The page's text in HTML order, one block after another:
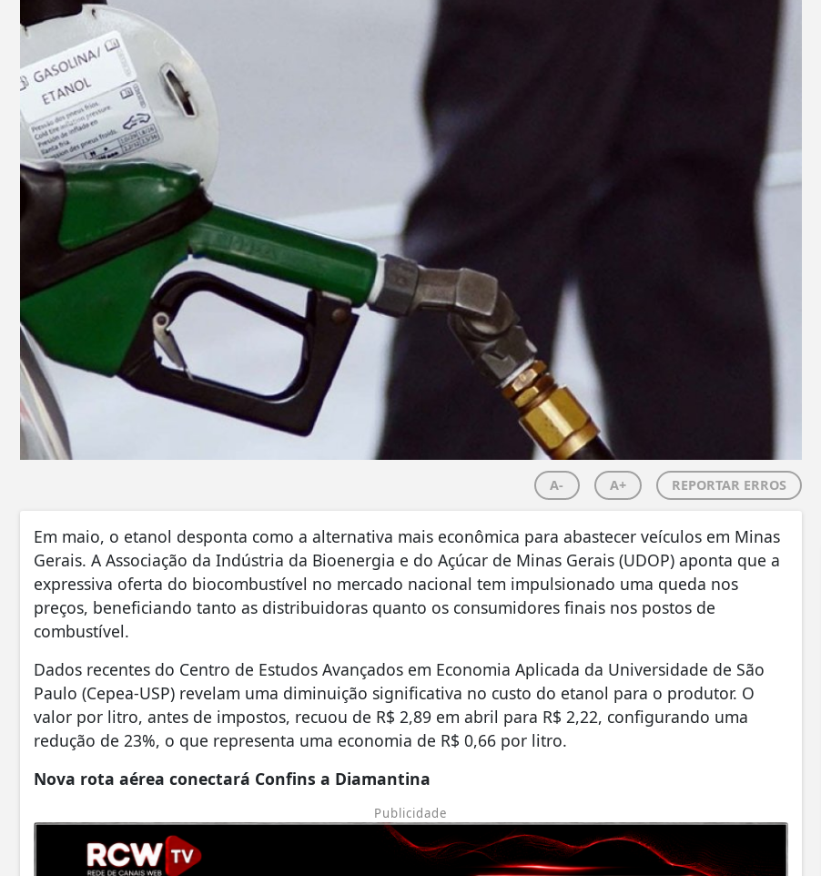
A- A+ REPORTAR ERROS
Em maio, o etanol desponta como a alternativa mais econômica para abastecer veículos em Minas
Gerais. A Associação da Indústria da Bioenergia e do Açúcar de Minas Gerais (UDOP) aponta que a
expressiva oferta do biocombustível no mercado nacional tem impulsionado uma queda nos
preços, beneficiando tanto as distribuidoras quanto os consumidores finais nos postos de
combustível.
Dados recentes do Centro de Estudos Avançados em Economia Aplicada da Universidade de São
Paulo (Cepea-USP) revelam uma diminuição significativa no custo do etanol para o produtor. O
valor por litro, antes de impostos, recuou de R$ 2,89 em abril para R$ 2,22, configurando uma
redução de 23%, o que representa uma economia de R$ 0,66 por litro.
Nova rota aérea conectará Confins a Diamantina
Publicidade